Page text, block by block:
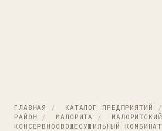
ГЛАВНАЯ / КАТАЛОГ ПРЕДПРИЯТИЙ /
РАЙОН
/ МАЛОРИТА /
МАЛОРИТСКИЙ
КОНСЕРВНООВОЩЕСУШИЛЬНЫЙ КОМБИНАТ